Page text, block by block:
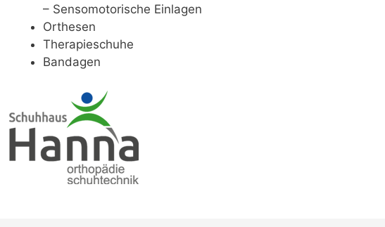
– Sensomotorische Einlagen
Orthesen
Therapieschuhe
Bandagen